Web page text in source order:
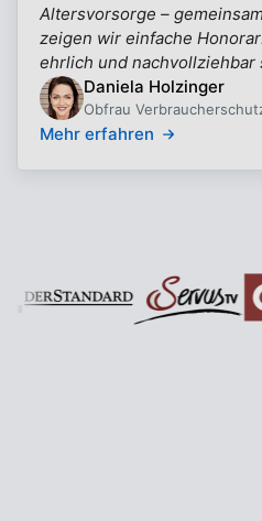
Altersvorsorge –
zeigen wir einfache
ehrlich und nachvollziehbar
Daniela Holzinger
Obfrau
Mehr erfahren